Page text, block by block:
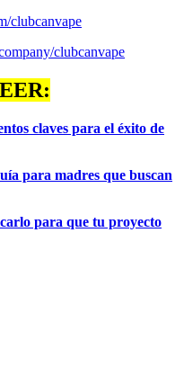
clubcanvape
clubcanvape
claves para el éxito de
para madres que buscan
para que tu proyecto